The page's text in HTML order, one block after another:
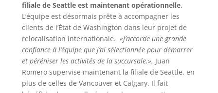
filiale de Seattle est maintenant opérationnelle.
L’équipe est désormais prête à accompagner les
clients de l’État de Washington dans leur projet de
relocalisation internationale. «J’accorde une grande
confiance à l’équipe que j’ai sélectionnée pour démarrer
et péréniser les activités de la succursale.». Juan
Romero supervise maintenant la filiale de Seattle, en
plus de celles de Vancouver et Calgary. Il fait